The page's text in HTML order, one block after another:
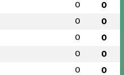
0 0
0 0
0 0
0 0
0 0